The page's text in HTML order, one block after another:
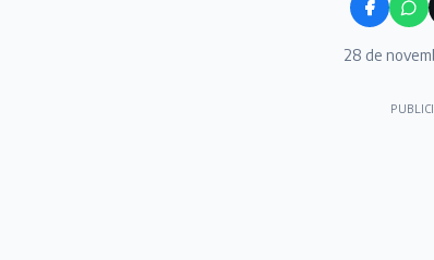
28 de